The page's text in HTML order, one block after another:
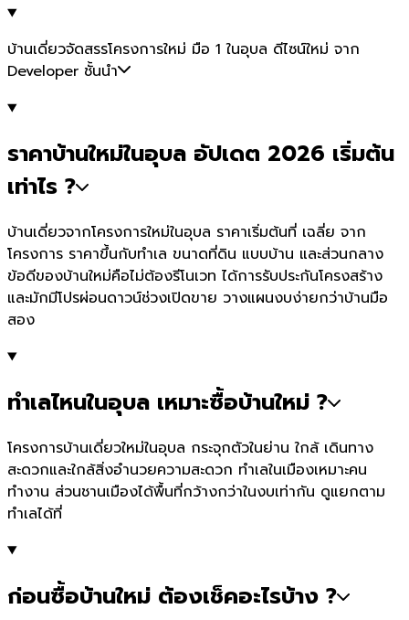
บ้านเดี่ยวจัดสรรโครงการใหม่ มือ 1 ในอุบล ดีไซน์ใหม่ จาก
Developer ชั้นนำ
ราคาบ้านใหม่ในอุบล อัปเดต 2026 เริ่มต้น
เท่าไร ?
บ้านเดี่ยวจากโครงการใหม่ในอุบล ราคาเริ่มต้นที่ เฉลี่ย จาก
โครงการ ราคาขึ้นกับทำเล ขนาดที่ดิน แบบบ้าน และส่วนกลาง
ข้อดีของบ้านใหม่คือไม่ต้องรีโนเวท ได้การรับประกันโครงสร้าง
และมักมีโปรผ่อนดาวน์ช่วงเปิดขาย วางแผนงบง่ายกว่าบ้านมือ
สอง
ทำเลไหนในอุบล เหมาะซื้อบ้านใหม่ ?
โครงการบ้านเดี่ยวใหม่ในอุบล กระจุกตัวในย่าน ใกล้ เดินทาง
สะดวกและใกล้สิ่งอำนวยความสะดวก ทำเลในเมืองเหมาะคน
ทำงาน ส่วนชานเมืองได้พื้นที่กว้างกว่าในงบเท่ากัน ดูแยกตาม
ทำเลได้ที่
ก่อนซื้อบ้านใหม่ ต้องเช็คอะไรบ้าง ?